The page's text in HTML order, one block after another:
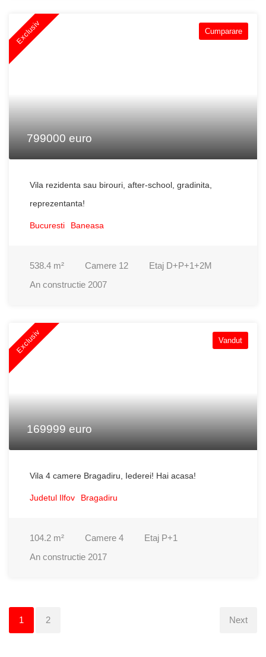
Exclusiv Cumparare
799000 euro
Vila rezidenta sau birouri, after-school, gradinita,
reprezentanta!
Bucuresti Baneasa
538.4 m² Camere 12 Etaj D+P+1+2M
An constructie 2007
Exclusiv Vandut
169999 euro
Vila 4 camere Bragadiru, Iederei! Hai acasa!
Judetul Ilfov Bragadiru
104.2 m² Camere 4 Etaj P+1
An constructie 2017
1 2 Next